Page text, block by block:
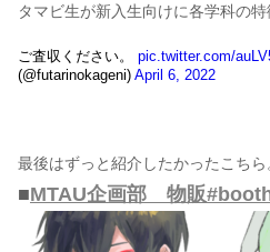
タマビ生が新入生向けに各学科の特
ご査収ください。 pic.twitter.com/
(@futarinokageni) April 6, 2022
最後はずっと紹介したかったこちら
■MTAU企画部 物販